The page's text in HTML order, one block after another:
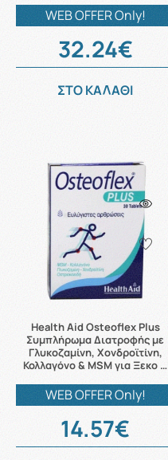
WEB OFFER Only!
32.24€
ΣΤΟ ΚΑΛΑΘΙ
Health Aid Osteoflex Plus
Συμπλήρωμα Διατροφής με
Γλυκοζαμίνη, Χονδροϊτίνη,
Κολλαγόνο & MSM για Ξεκο …
WEB OFFER Only!
14.57€